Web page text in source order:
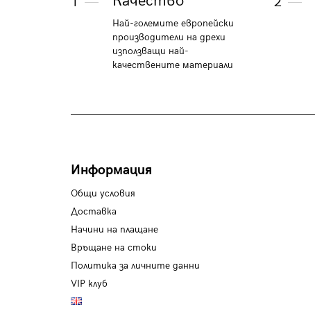
Най-големите европейски
производители на дрехи
използващи най-
качествените материали
Информация
Общи условия
Доставка
Начини на плащане
Връщане на стоки
Политика за личните данни
VIP клуб